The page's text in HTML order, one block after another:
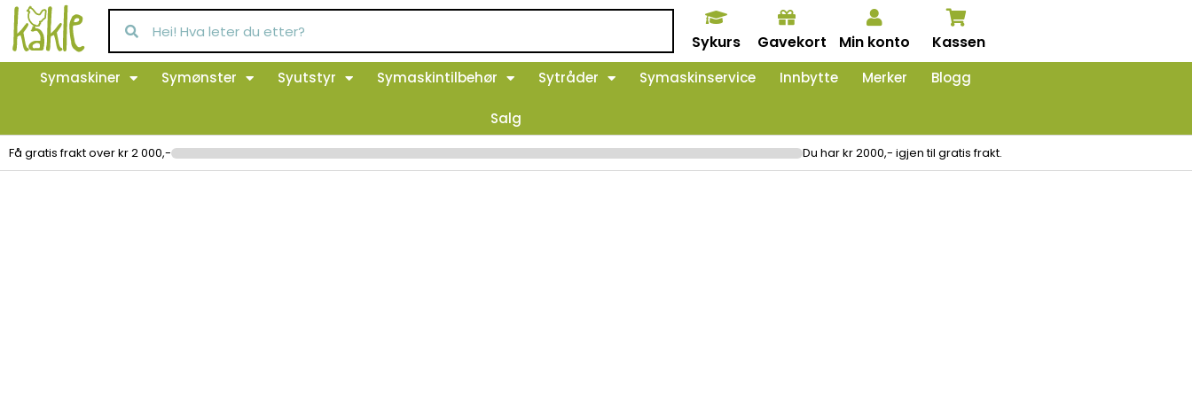
Sykurs Gavekort Min konto Kassen
Symaskiner Symønster Syutstyr Symaskintilbehør Sytråder Symaskinservice Innbytte Merker Blogg
Salg
Få gratis frakt over kr 2 000,- Du har kr 2000,- igjen til gratis frakt.